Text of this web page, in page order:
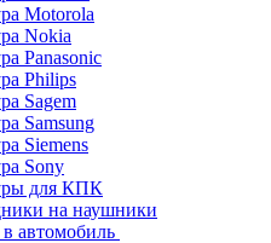
Motorola
Nokia
Panasonic
Philips
Sagem
Samsung
Siemens
Sony
для КПК
на наушники
в автомобиль